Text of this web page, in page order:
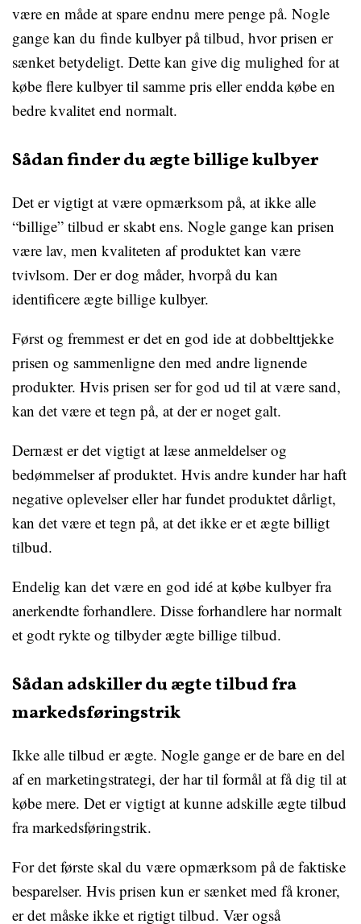
være en måde at spare endnu mere penge på. Nogle
gange kan du finde kulbyer på tilbud, hvor prisen er
sænket betydeligt. Dette kan give dig mulighed for at
købe flere kulbyer til samme pris eller endda købe en
bedre kvalitet end normalt.
Sådan finder du ægte billige kulbyer
Det er vigtigt at være opmærksom på, at ikke alle
“billige” tilbud er skabt ens. Nogle gange kan prisen
være lav, men kvaliteten af produktet kan være
tvivlsom. Der er dog måder, hvorpå du kan
identificere ægte billige kulbyer.
Først og fremmest er det en god ide at dobbelttjekke
prisen og sammenligne den med andre lignende
produkter. Hvis prisen ser for god ud til at være sand,
kan det være et tegn på, at der er noget galt.
Dernæst er det vigtigt at læse anmeldelser og
bedømmelser af produktet. Hvis andre kunder har haft
negative oplevelser eller har fundet produktet dårligt,
kan det være et tegn på, at det ikke er et ægte billigt
tilbud.
Endelig kan det være en god idé at købe kulbyer fra
anerkendte forhandlere. Disse forhandlere har normalt
et godt rykte og tilbyder ægte billige tilbud.
Sådan adskiller du ægte tilbud fra
markedsføringstrik
Ikke alle tilbud er ægte. Nogle gange er de bare en del
af en marketingstrategi, der har til formål at få dig til at
købe mere. Det er vigtigt at kunne adskille ægte tilbud
fra markedsføringstrik.
For det første skal du være opmærksom på de faktiske
besparelser. Hvis prisen kun er sænket med få kroner,
er det måske ikke et rigtigt tilbud. Vær også